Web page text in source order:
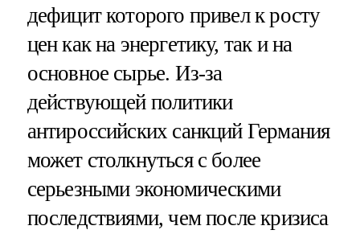
дефицит которого привел к росту
цен как на энергетику, так и на
основное сырье. Из-за
действующей политики
антироссийских санкций Германия
может столкнуться с более
серьезными экономическими
последствиями, чем после кризиса